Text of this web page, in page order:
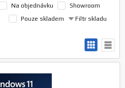
Na objednávku
Showroom
Filtr skladu
Pouze skladem